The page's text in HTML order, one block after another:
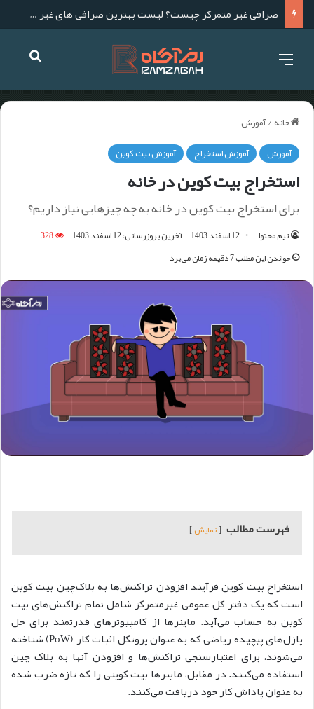
صرافی غیر متمرکز چیست؟ لیست بهترین صرافی های غیر متمرکز برای ایرانیان
خانه/آموزش
آموزش
آموزش استخراج آموزش بیت کوین
استخراج بیت کوین در خانه
برای استخراج بیت کوین در خانه به چه چیزهایی نیاز داریم؟
تیم محتوا 12 اسفند 1403 آخرین بروزرسانی: 12 اسفند 1403
328
خواندن این مطلب 7 دقیقه زمان می‌برد
فهرست مطالب نمایش
استخراج بیت کوین فرآیند افزودن تراکنش‌ها به بلاک‌چین بیت کوین
است که یک دفتر کل عمومی غیرمتمرکز شامل تمام تراکنش‌های بیت
کوین به حساب می‌آید. ماینرها از کامپیوترهای قدرتمند برای حل
پازل‌های پیچیده ریاضی که به عنوان پروتکل اثبات کار (PoW) شناخته
می‌شوند، برای اعتبارسنجی تراکنش‌ها و افزودن آنها به بلاک چین
استفاده می‌کنند. در مقابل، ماینرها بیت کوینی را که تازه ضرب شده
به عنوان پاداش کار خود دریافت می‌کنند.